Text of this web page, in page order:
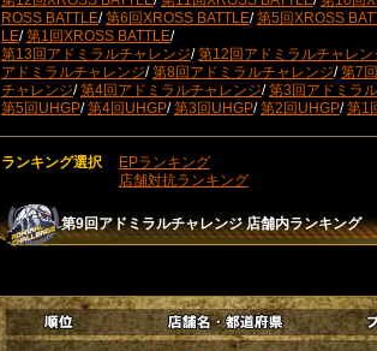
ROSS BATTLE/第6回XROSS BATTLE/第5回XROSS
LE/第1回XROSS BATTLE/
第13回アドミラルチャレンジ/第12回アドミラルチャレン
アドミラルチャレンジ/第8回アドミラルチャレンジ/第7
チャレンジ/第4回アドミラルチャレンジ/第3回アドミラ
第5回UHGP/第4回UHGP/第3回UHGP/第2回UHGP/第1
ランキング選択
EPランキング
店舗対抗ランキング
第9回アドミラルチャレンジ店舗内ランキング